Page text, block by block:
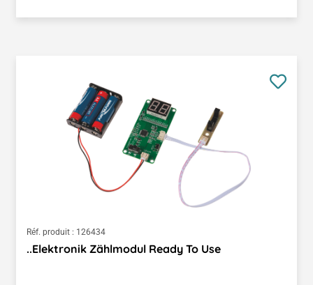
Réf. produit : 126434
..Elektronik Zählmodul Ready To Use